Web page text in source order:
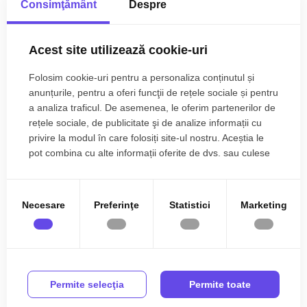
camere, decomandat, situat in Selimbar, aflat la etajul 1 intr -
un imobil tip bloc cu regim de inaltime pe Parter + 2 Etaje; anul
mp + 2 balcoane de 9 mp.
Apartamentul este structurat astfel:
• Living + bucatarie si balcon;
• Dormitor cu balcon;
• Baie;
• Tamplarie ferestre: pvc, termopan;
• Pereti: vopsea lavabila, faianta;
Utilitati si dotari:
• Bucatarie: mobilata, utilata;
Centrala proprie
Aer conditionat
Bloc izolat termic
Vopsea lavabila
Faianta
Parchet
Gresie
Finisat
PVC
Metal
Lemn
Mobilata
Interfon
Daniel Andrei
Broker Imobiliar
0785.822.822
54mpu cu 2 balcoane zona Selimbar Sibiu
Consimţământ Despre
Acest site utilizează cookie-uri
Folosim cookie-uri pentru a personaliza conținutul și
anunțurile, pentru a oferi funcţii de rețele sociale și pentru
a analiza traficul. De asemenea, le oferim partenerilor de
rețele sociale, de publicitate şi de analize informații cu
privire la modul în care folosiți site-ul nostru. Aceștia le
pot combina cu alte informații oferite de dvs. sau culese
Necesare Preferinţe Statistici Marketing
Permite selecţia Permite toate